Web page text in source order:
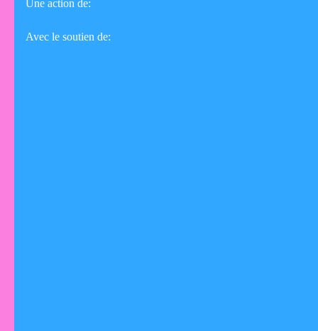
Une action de:
Avec le soutien de: